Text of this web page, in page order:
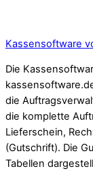
Kassensoftware
Die
die
die komplette
Lieferschein,
(Gutschrift). Die
Tabellen